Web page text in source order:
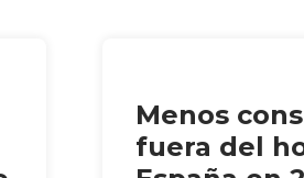
Menos
fuera del